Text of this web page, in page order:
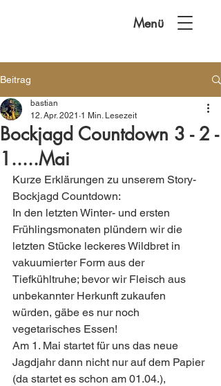
Menü
Beitrag
Bockjagd Countdown 3 - 2 -
1.....Mai
bastian
12. Apr. 2021 1 Min. Lesezeit
Kurze Erklärungen zu unserem Story-
Bockjagd Countdown:
In den letzten Winter- und ersten
Frühlingsmonaten plündern wir die
letzten Stücke leckeres Wildbret in
vakuumierter Form aus der
Tiefkühltruhe; bevor wir Fleisch aus
unbekannter Herkunft zukaufen
würden, gäbe es nur noch
vegetarisches Essen!
Am 1. Mai startet für uns das neue
Jagdjahr dann nicht nur auf dem Papier
(da startet es schon am 01.04.),